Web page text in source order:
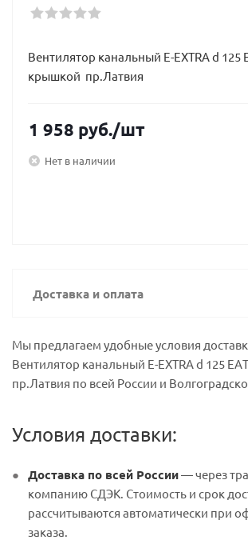
Вентилятор канальный E-EXTRA d 125
крышкой пр.Латвия
1 958 руб./шт
Нет в наличии
Доставка и оплата
Мы предлагаем удобные условия
Вентилятор канальный E-EXTRA d 125
пр.Латвия по всей России и
Условия доставки:
Доставка по всей России— через
компанию СДЭК. Стоимость и срок
рассчитываются автоматически при
заказа.